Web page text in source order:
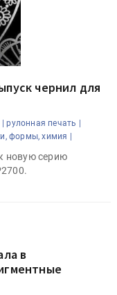
чернил для
рулонная печать |
формы, химия |
новую серию
в